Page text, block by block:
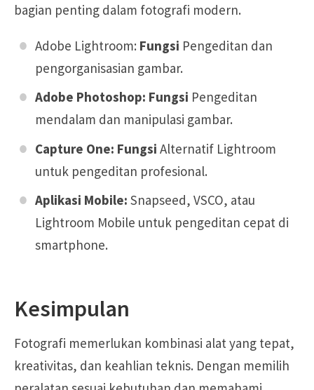
bagian penting dalam fotografi modern.
Adobe Lightroom: Fungsi Pengeditan dan
pengorganisasian gambar.
Adobe Photoshop: Fungsi Pengeditan
mendalam dan manipulasi gambar.
Capture One: Fungsi Alternatif Lightroom
untuk pengeditan profesional.
Aplikasi Mobile: Snapseed, VSCO, atau
Lightroom Mobile untuk pengeditan cepat di
smartphone.
Kesimpulan
Fotografi memerlukan kombinasi alat yang tepat,
kreativitas, dan keahlian teknis. Dengan memilih